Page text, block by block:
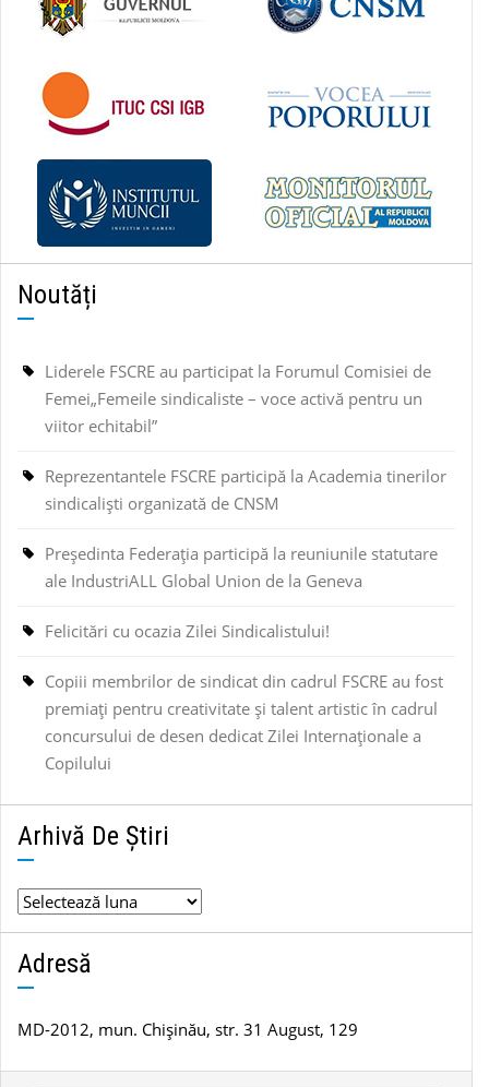
Noutăți
Liderele FSCRE au participat la Forumul Comisiei de
Femei„Femeile sindicaliste – voce activă pentru un
viitor echitabil”
Reprezentantele FSCRE participă la Academia tinerilor
sindicaliști organizată de CNSM
Președinta Federația participă la reuniunile statutare
ale IndustriALL Global Union de la Geneva
Felicitări cu ocazia Zilei Sindicalistului!
Copiii membrilor de sindicat din cadrul FSCRE au fost
premiați pentru creativitate și talent artistic în cadrul
concursului de desen dedicat Zilei Internaționale a
Copilului
Arhivă De Știri
Arhivă
de
știri
Adresă
MD-2012, mun. Chișinău, str. 31 August, 129